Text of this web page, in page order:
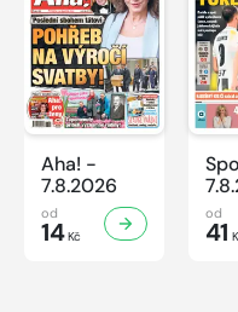
Aha! -
7.8.2026
od
14Kč
od
41